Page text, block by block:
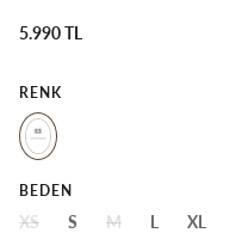
5.990 TL
RENK
BEDEN
XS S M L XL